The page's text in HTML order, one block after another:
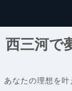
西三河で
あなたの理想を